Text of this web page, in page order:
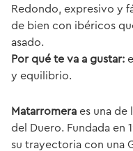
Redondo, expresivo y
de bien con ibéricos
asado.
Por qué te va a gustar:
y equilibrio.
Matarromera es una de
del Duero. Fundada en
su trayectoria con una